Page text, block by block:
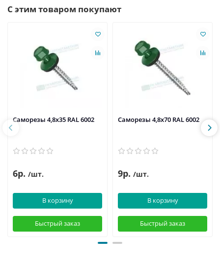
С этим товаром покупают
Саморезы 4,8х35 RAL 6002
6р. /шт.
В корзину
Быстрый заказ
Саморезы 4,8х70 RAL 6002
9р. /шт.
В корзину
Быстрый заказ